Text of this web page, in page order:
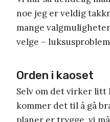
noe jeg er veldig
mange
velge –
Orden i kaoset
Selv om det virker litt
kommer det til å gå